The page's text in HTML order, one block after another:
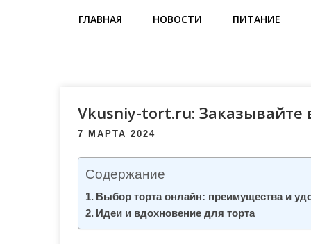
ГЛАВНАЯ НОВОСТИ ПИТАНИЕ
Vkusniy-tort.ru: Заказывайте
7 МАРТА 2024
Содержание
Выбор торта онлайн: преимущества и
Идеи и вдохновение для торта